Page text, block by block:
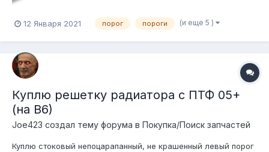
12 Января 2021 порог пороги (и еще 5 )
Куплю решетку радиатора с ПТФ 05+
(на В6)
Joe423 создал тему форума в Покупка/Поиск запчастей
Куплю стоковый непоцарапанный, не крашенный левый порог